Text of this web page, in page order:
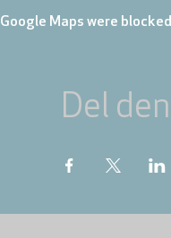
Google Maps were
Del